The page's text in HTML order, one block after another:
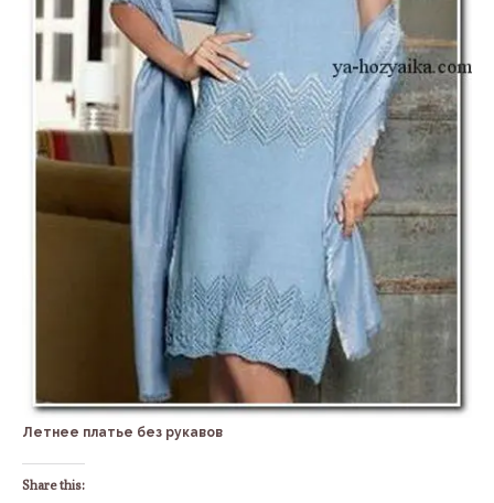
Летнее платье без рукавов
Share this: